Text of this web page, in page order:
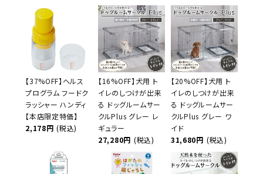
【37%OFF】ヘルス
プログラム フードク
ラッシャー ハンディ
【本店限定特価】
2,178円 (税込)
【16%OFF】犬用 ト
イレのしつけが出来
る ドッグルームサー
クルPlus グレー レ
ギュラー
27,280円 (税込)
【20%OFF】犬用 ト
イレのしつけが出来
る ドッグルームサー
クルPlus グレー ワ
イド
31,680円 (税込)